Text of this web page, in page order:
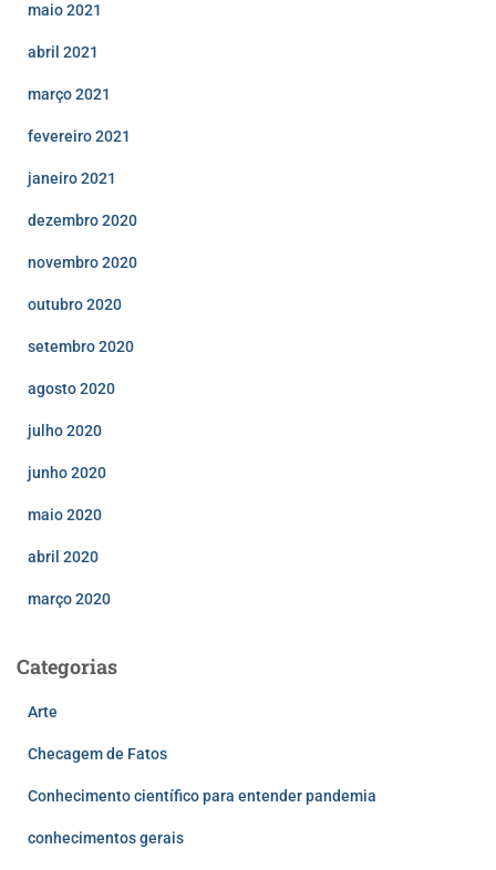
maio 2021
abril 2021
março 2021
fevereiro 2021
janeiro 2021
dezembro 2020
novembro 2020
outubro 2020
setembro 2020
agosto 2020
julho 2020
junho 2020
maio 2020
abril 2020
março 2020
Categorias
Arte
Checagem de Fatos
Conhecimento científico para entender pandemia
conhecimentos gerais